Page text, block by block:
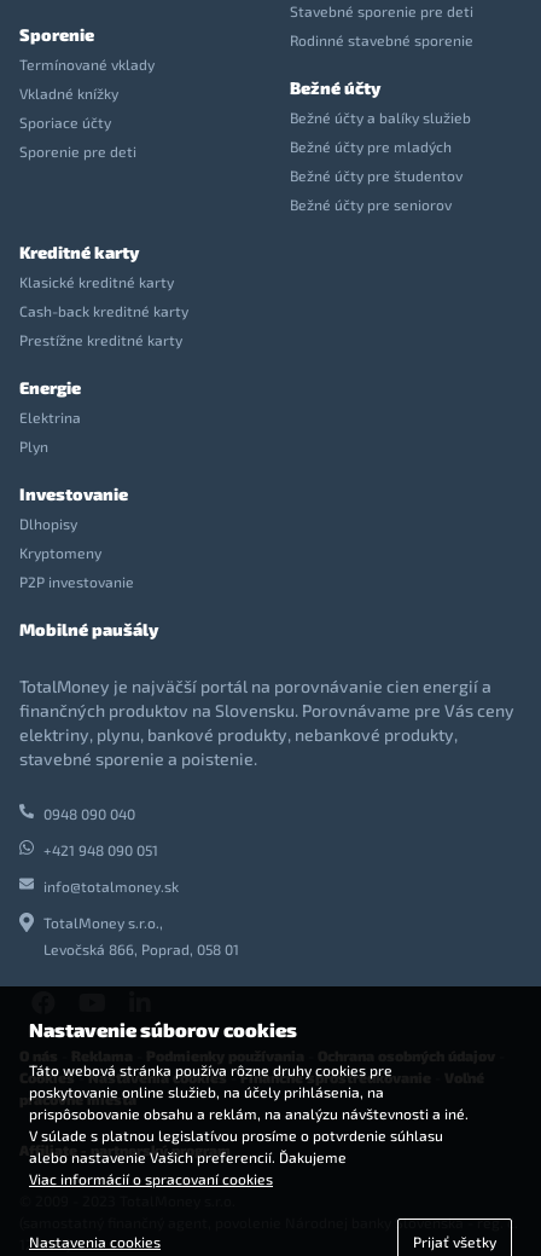
Sporenie
Termínované vklady
Vkladné knížky
Sporiace účty
Sporenie pre deti
Stavebné sporenie pre deti
Rodinné stavebné sporenie
Bežné účty
Bežné účty a balíky služieb
Bežné účty pre mladých
Bežné účty pre študentov
Bežné účty pre seniorov
Kreditné karty
Klasické kreditné karty
Cash-back kreditné karty
Prestížne kreditné karty
Energie
Elektrina
Plyn
Investovanie
Dlhopisy
Kryptomeny
P2P investovanie
Mobilné paušály
TotalMoney je najväčší portál na porovnávanie cien energií a
finančných produktov na Slovensku. Porovnávame pre Vás ceny
elektriny, plynu, bankové produkty, nebankové produkty,
stavebné sporenie a poistenie.
0948 090 040
+421 948 090 051
info@totalmoney.sk
TotalMoney s.r.o.,
Levočská 866, Poprad, 058 01
Cookies-Nastavenia cookies -Finančné sprostredkovanie
pracovné miesta
Affiliate - partnerský program
(samostatný finančný agent, povolenie Národnej banky Slovenska - reg. č.
127292)
Nastavenie súborov cookies
Táto webová stránka používa rôzne druhy cookies pre
poskytovanie online služieb, na účely prihlásenia, na
prispôsobovanie obsahu a reklám, na analýzu návštevnosti a iné.
V súlade s platnou legislatívou prosíme o potvrdenie súhlasu
alebo nastavenie Vašich preferencií. Ďakujeme
Viac informácií o spracovaní cookies
Nastavenia cookies Prijať všetky